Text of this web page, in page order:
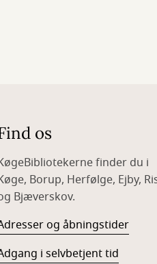
os
finder du i
Borup, Herfølge, Ejby,
Bjæverskov.
og åbningstider
i selvbetjent tid